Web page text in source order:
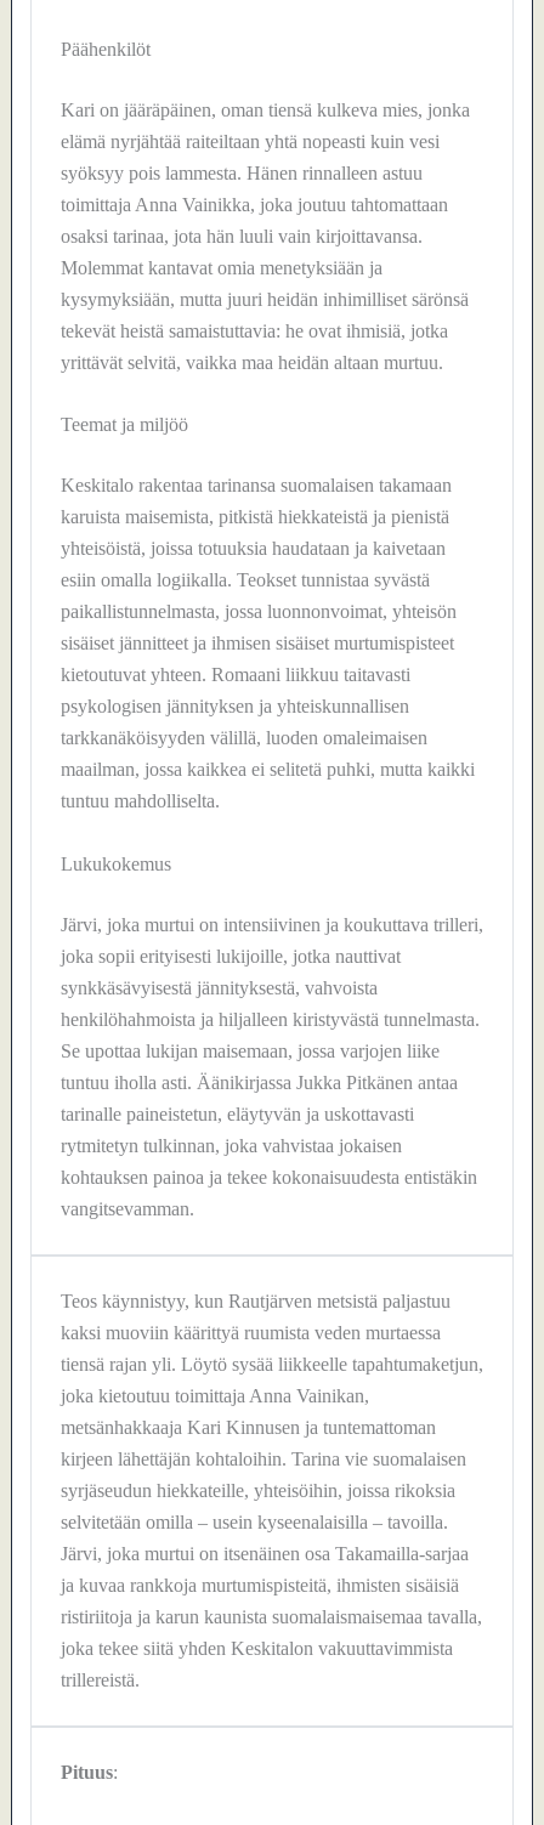
Päähenkilöt
Kari on jääräpäinen, oman tiensä kulkeva mies, jonka
elämä nyrjähtää raiteiltaan yhtä nopeasti kuin vesi
syöksyy pois lammesta. Hänen rinnalleen astuu
toimittaja Anna Vainikka, joka joutuu tahtomattaan
osaksi tarinaa, jota hän luuli vain kirjoittavansa.
Molemmat kantavat omia menetyksiään ja
kysymyksiään, mutta juuri heidän inhimilliset särönsä
tekevät heistä samaistuttavia: he ovat ihmisiä, jotka
yrittävät selvitä, vaikka maa heidän altaan murtuu.
Teemat ja miljöö
Keskitalo rakentaa tarinansa suomalaisen takamaan
karuista maisemista, pitkistä hiekkateistä ja pienistä
yhteisöistä, joissa totuuksia haudataan ja kaivetaan
esiin omalla logiikalla. Teokset tunnistaa syvästä
paikallistunnelmasta, jossa luonnonvoimat, yhteisön
sisäiset jännitteet ja ihmisen sisäiset murtumispisteet
kietoutuvat yhteen. Romaani liikkuu taitavasti
psykologisen jännityksen ja yhteiskunnallisen
tarkkanäköisyyden välillä, luoden omaleimaisen
maailman, jossa kaikkea ei selitetä puhki, mutta kaikki
tuntuu mahdolliselta.
Lukukokemus
Järvi, joka murtui on intensiivinen ja koukuttava trilleri,
joka sopii erityisesti lukijoille, jotka nauttivat
synkkäsävyisestä jännityksestä, vahvoista
henkilöhahmoista ja hiljalleen kiristyvästä tunnelmasta.
Se upottaa lukijan maisemaan, jossa varjojen liike
tuntuu iholla asti. Äänikirjassa Jukka Pitkänen antaa
tarinalle paineistetun, eläytyvän ja uskottavasti
rytmitetyn tulkinnan, joka vahvistaa jokaisen
kohtauksen painoa ja tekee kokonaisuudesta entistäkin
vangitsevamman.
Teos käynnistyy, kun Rautjärven metsistä paljastuu
kaksi muoviin käärittyä ruumista veden murtaessa
tiensä rajan yli. Löytö sysää liikkeelle tapahtumaketjun,
joka kietoutuu toimittaja Anna Vainikan,
metsänhakkaaja Kari Kinnusen ja tuntemattoman
kirjeen lähettäjän kohtaloihin. Tarina vie suomalaisen
syrjäseudun hiekkateille, yhteisöihin, joissa rikoksia
selvitetään omilla – usein kyseenalaisilla – tavoilla.
Järvi, joka murtui on itsenäinen osa Takamailla-sarjaa
ja kuvaa rankkoja murtumispisteitä, ihmisten sisäisiä
ristiriitoja ja karun kaunista suomalaismaisemaa tavalla,
joka tekee siitä yhden Keskitalon vakuuttavimmista
trillereistä.
Pituus: